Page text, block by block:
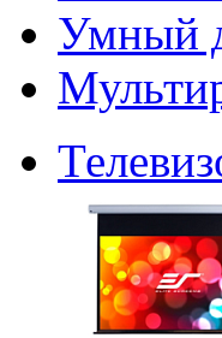
Умный